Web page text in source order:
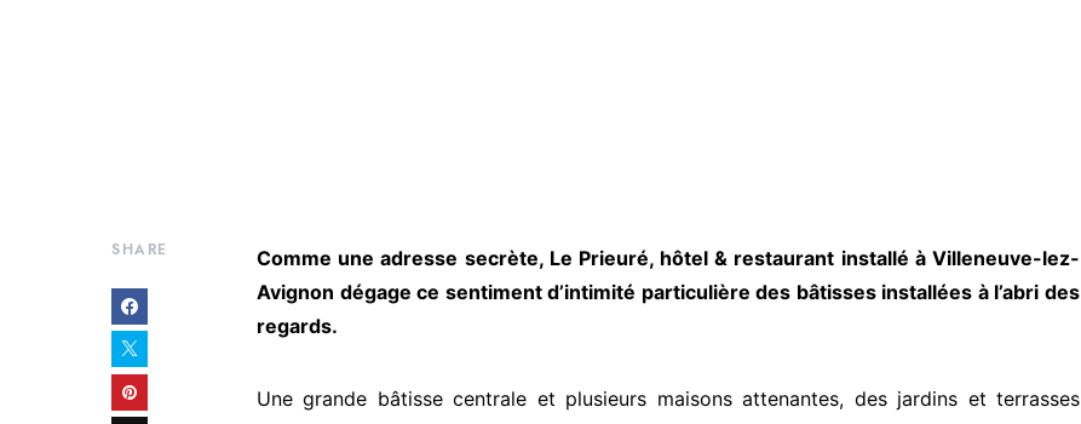
SHARE
Comme une adresse secrète, Le Prieuré, hôtel & restaurant installé à Villeneuve-lez-
Avignon dégage ce sentiment d’intimité particulière des bâtisses installées à l’abri des
regards.
Une grande bâtisse centrale et plusieurs maisons attenantes, des jardins et terrasses